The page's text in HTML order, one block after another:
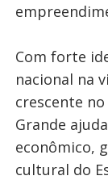
Com forte
nacional na
crescente
Grande
econômico,
cultural do